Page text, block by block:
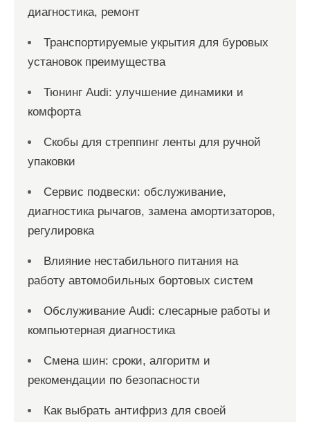
диагностика, ремонт
Транспортируемые укрытия для буровых
установок преимущества
Тюнинг Audi: улучшение динамики и
комфорта
Скобы для стреппинг ленты для ручной
упаковки
Сервис подвески: обслуживание,
диагностика рычагов, замена амортизаторов,
регулировка
Влияние нестабильного питания на
работу автомобильных бортовых систем
Обслуживание Audi: слесарные работы и
компьютерная диагностика
Смена шин: сроки, алгоритм и
рекомендации по безопасности
Как выбрать антифриз для своей